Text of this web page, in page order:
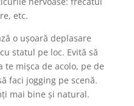
etc.
o ușoară deplasare
statul pe loc. Evită să
mișca de acolo, pe de
faci jogging pe scenă.
mai bine și natural.